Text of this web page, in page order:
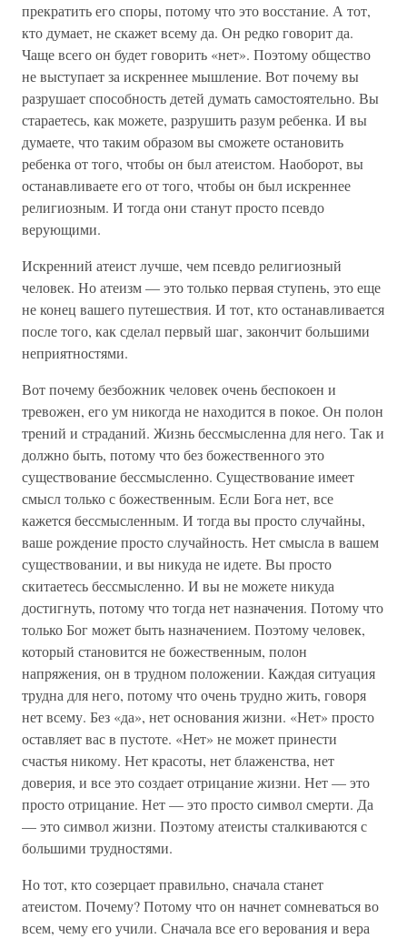
прекратить его споры, потому что это восстание. А тот,
кто думает, не скажет всему да. Он редко говорит да.
Чаще всего он будет говорить «нет». Поэтому общество
не выступает за искреннее мышление. Вот почему вы
разрушает способность детей думать самостоятельно. Вы
стараетесь, как можете, разрушить разум ребенка. И вы
думаете, что таким образом вы сможете остановить
ребенка от того, чтобы он был атеистом. Наоборот, вы
останавливаете его от того, чтобы он был искреннее
религиозным. И тогда они станут просто псевдо
верующими.
Искренний атеист лучше, чем псевдо религиозный
человек. Но атеизм — это только первая ступень, это еще
не конец вашего путешествия. И тот, кто останавливается
после того, как сделал первый шаг, закончит большими
неприятностями.
Вот почему безбожник человек очень беспокоен и
тревожен, его ум никогда не находится в покое. Он полон
трений и страданий. Жизнь бессмысленна для него. Так и
должно быть, потому что без божественного это
существование бессмысленно. Существование имеет
смысл только с божественным. Если Бога нет, все
кажется бессмысленным. И тогда вы просто случайны,
ваше рождение просто случайность. Нет смысла в вашем
существовании, и вы никуда не идете. Вы просто
скитаетесь бессмысленно. И вы не можете никуда
достигнуть, потому что тогда нет назначения. Потому что
только Бог может быть назначением. Поэтому человек,
который становится не божественным, полон
напряжения, он в трудном положении. Каждая ситуация
трудна для него, потому что очень трудно жить, говоря
нет всему. Без «да», нет основания жизни. «Нет» просто
оставляет вас в пустоте. «Нет» не может принести
счастья никому. Нет красоты, нет блаженства, нет
доверия, и все это создает отрицание жизни. Нет — это
просто отрицание. Нет — это просто символ смерти. Да
— это символ жизни. Поэтому атеисты сталкиваются с
большими трудностями.
Но тот, кто созерцает правильно, сначала станет
атеистом. Почему? Потому что он начнет сомневаться во
всем, чему его учили. Сначала все его верования и вера